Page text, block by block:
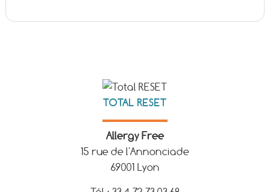
TOTAL RESET
Allergy Free
15 rue de l'Annonciade
69001 Lyon